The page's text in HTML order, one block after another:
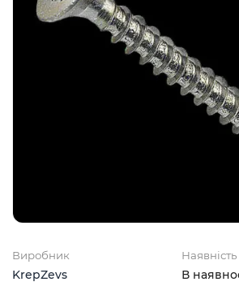
Виробник
KrepZevs
Наявність
В